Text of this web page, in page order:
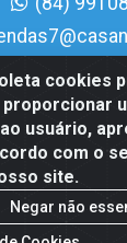
cookies
usuário,
com o
site.
Negar não
- Av.
Natal/RN -
08.713.513/